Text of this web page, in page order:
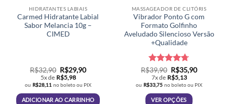
HIDRATANTES LABIAIS
Carmed Hidratante Labial
Sabor Melancia 10g –
CIMED
R$32,90 O
preço
original
era:
R$32,90.
R$29,90O
atual
é:
R$29,90.
5x de R$5,98
ou R$28,11 no boleto ou PIX
ADICIONAR AO CARRINHO
MASSAGEADOR DE CLITÓRIS
Vibrador Ponto G com
Formato Golfinho
Aveludado Silencioso Versão
+Qualidade
Avaliação
4.67de 5
R$39,90 O
preço
original
era:
R$39,90.
R$35,90O
atual
é:
7x de R$5,13
ou R$33,75 no boleto ou PIX
VER OPÇÕES